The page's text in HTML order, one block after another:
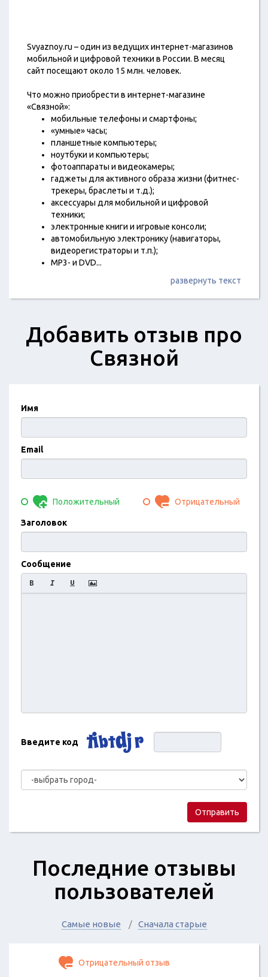
Svyaznoy.ru – один из ведущих интернет-магазинов
мобильной и цифровой техники в России. В месяц
сайт посещают около 15 млн. человек.
Что можно приобрести в интернет-магазине
«Связной»:
мобильные телефоны и смартфоны;
«умные» часы;
планшетные компьютеры;
ноутбуки и компьютеры;
фотоаппараты и видеокамеры;
гаджеты для активного образа жизни (фитнес-
трекеры, браслеты и т.д.);
аксессуары для мобильной и цифровой
техники;
электронные книги и игровые консоли;
автомобильную электронику (навигаторы,
видеорегистраторы и т.п.);
MP3- и DVD...
развернуть текст
Добавить отзыв про
Связной
Имя
Email
Положительный Отрицательный
Заголовок
Сообщение
Введите код
Отправить
Последние отзывы
пользователей
Самые новые Сначала старые
Отрицательный отзыв